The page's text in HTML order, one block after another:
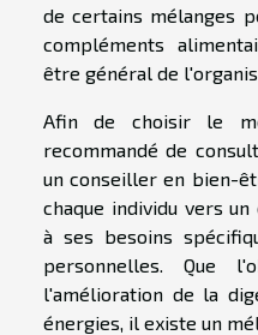
de certains mélanges
compléments
être général de
Afin de choisir le
recommandé de
un conseiller en bien-
chaque individu vers
à ses besoins
personnelles. Que
l'amélioration de la
énergies, il existe un